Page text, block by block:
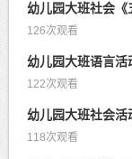
幼儿园大班社会《
126次观看
幼儿园大班语言活
122次观看
幼儿园大班社会活
118次观看